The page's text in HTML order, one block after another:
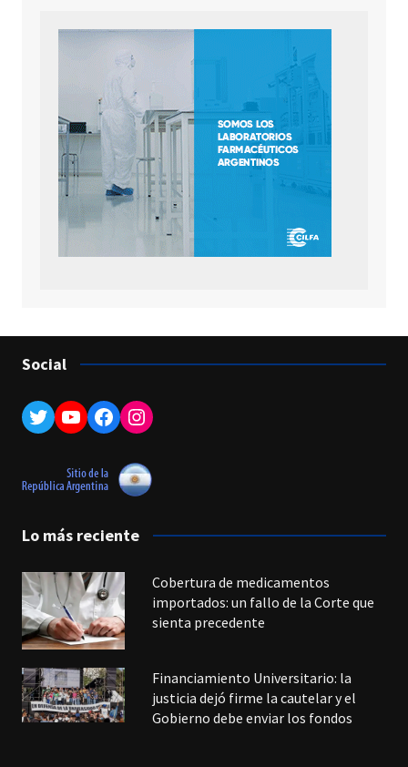
Social
Twitter
YouTube
Facebook
Instagram
Lo más reciente
Cobertura de medicamentos
importados: un fallo de la Corte que
sienta precedente
Financiamiento Universitario: la
justicia dejó firme la cautelar y el
Gobierno debe enviar los fondos